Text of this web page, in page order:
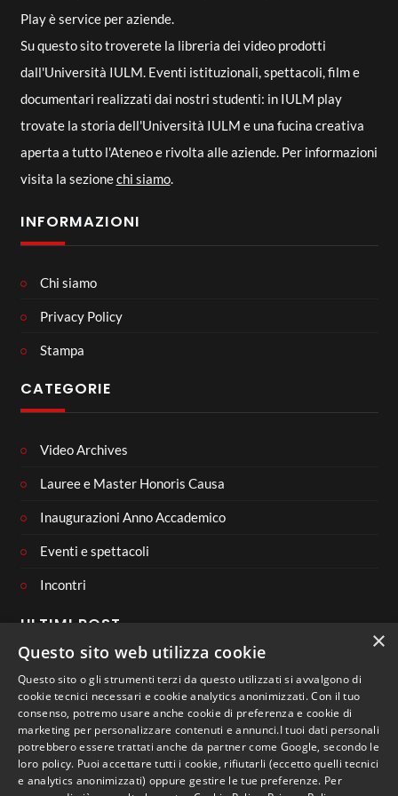
Play è service per aziende.
Su questo sito troverete la libreria dei video prodotti
dall'Università IULM. Eventi istituzionali, spettacoli, film e
documentari realizzati dai nostri studenti: in IULM play
trovate la storia dell'Università IULM e una fucina creativa
aperta a tutto l'Ateneo e rivolta alle aziende. Per informazioni
visita la sezionechi siamo.
INFORMAZIONI
Chi siamo
Privacy Policy
Stampa
CATEGORIE
Video Archives
Lauree e Master Honoris Causa
Inaugurazioni Anno Accademico
Eventi e spettacoli
Incontri
ULTIMI POST
CONNECT WITH US
×
Questo sito web utilizza cookie
Questo sito o gli strumenti terzi da questo utilizzati si avvalgono di
cookie tecnici necessari e cookie analytics anonimizzati. Con il tuo
consenso, potremo usare anche cookie di preferenza e cookie di
marketing per personalizzare contenuti e annunci.I tuoi dati personali
potrebbero essere trattati anche da partner come Google, secondo le
loro policy. Puoi accettare tutti i cookie, rifiutarli (eccetto quelli tecnici
e analytics anonimizzati) oppure gestire le tue preferenze. Per